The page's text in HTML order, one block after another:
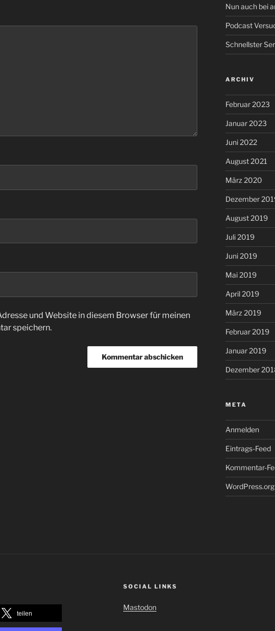
und Website in diesem Browser für meinen
speichern.
Nun auch bei
Podcast
Schnellster
ARCHIV
Februar 2023
Januar 2023
Juni 2022
August 2021
März 2020
Dezember
August 2019
Juli 2019
Juni 2019
Mai 2019
April 2019
März 2019
Februar 2019
Januar 2019
Dezember
META
Anmelden
Eintrags-Feed
Kommentar-
WordPress.org
teilen
SOCIAL LINKS
Mastodon